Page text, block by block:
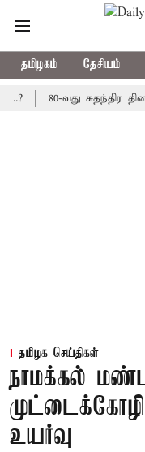
தமிழகம் தேசியம்
80-வது சுதந்திர
தமிழக செய்திகள்
நாமக்கல்
முட்டைக்கோழி
உயர்வு